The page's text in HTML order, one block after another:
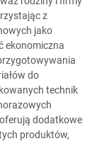
z
jako
ekonomiczna
do
technik
dodatkowe
produktów,